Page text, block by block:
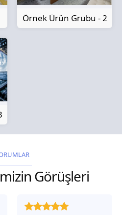
Örnek Ürün Grubu - 2
Görüşleri